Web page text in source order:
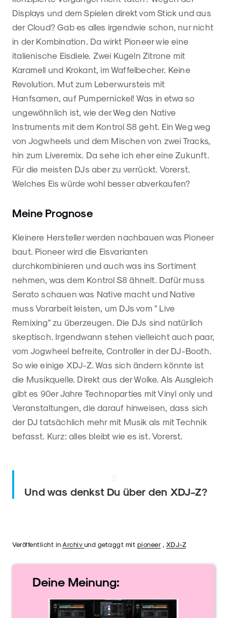
Displays und dem Spielen direkt vom Stick und aus
der Cloud? Gab es alles irgendwie schon, nur nicht
in der Kombination. Da wirkt Pioneer wie eine
italienische Eisdiele. Zwei Kugeln Zitrone mit
Karamell und Krokant, im Waffelbecher. Keine
Revolution. Mut zum Leberwursteis mit
Hanfsamen, auf Pumpernickel! Was in etwa so
ungewöhnlich ist, wie der Weg den Native
Instruments mit dem Kontrol S8 geht. Ein Weg weg
von Jogwheels und dem Mischen von zwei Tracks,
hin zum Liveremix. Da sehe ich eher eine Zukunft.
Für die meisten DJs aber zu verrückt. Vorerst.
Welches Eis würde wohl besser abverkaufen?
Meine Prognose
Kleinere Hersteller werden nachbauen was Pioneer
baut. Pioneer wird die Eisvarianten
durchkombinieren und auch was ins Sortiment
nehmen, was dem Kontrol S8 ähnelt. Dafür muss
Serato schauen was Native macht und Native
muss Vorarbeit leisten, um DJs vom " Live
Remixing" zu überzeugen. Die DJs sind natürlich
skeptisch. Irgendwann stehen vielleicht auch paar,
vom Jogwheel befreite, Controller in der DJ-Booth.
So wie einige XDJ-Z. Was sich ändern könnte ist
die Musikquelle. Direkt aus der Wolke. Als Ausgleich
gibt es 90er Jahre Technoparties mit Vinyl only und
Veranstaltungen, die darauf hinweisen, dass sich
der DJ tatsächlich mehr mit Musik als mit Technik
befasst. Kurz: alles bleibt wie es ist. Vorerst.
Und was denkst Du über den XDJ-Z?
Veröffentlicht in Archiv und getaggt mit pioneer, XDJ-Z
Deine Meinung: